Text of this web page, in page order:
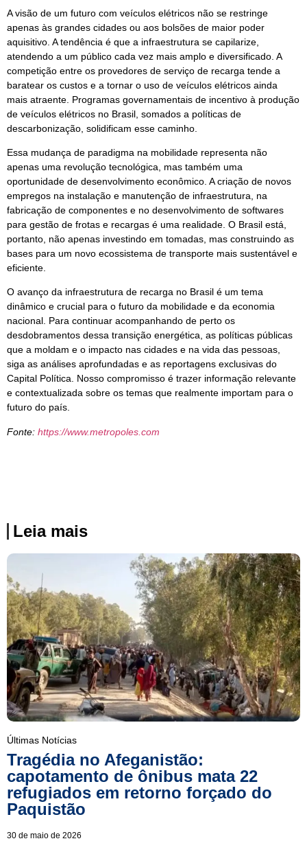
A visão de um futuro com veículos elétricos não se restringe
apenas às grandes cidades ou aos bolsões de maior poder
aquisitivo. A tendência é que a infraestrutura se capilarize,
atendendo a um público cada vez mais amplo e diversificado. A
competição entre os provedores de serviço de recarga tende a
baratear os custos e a tornar o uso de veículos elétricos ainda
mais atraente. Programas governamentais de incentivo à produção
de veículos elétricos no Brasil, somados a políticas de
descarbonização, solidificam esse caminho.
Essa mudança de paradigma na mobilidade representa não
apenas uma revolução tecnológica, mas também uma
oportunidade de desenvolvimento econômico. A criação de novos
empregos na instalação e manutenção de infraestrutura, na
fabricação de componentes e no desenvolvimento de softwares
para gestão de frotas e recargas é uma realidade. O Brasil está,
portanto, não apenas investindo em tomadas, mas construindo as
bases para um novo ecossistema de transporte mais sustentável e
eficiente.
O avanço da infraestrutura de recarga no Brasil é um tema
dinâmico e crucial para o futuro da mobilidade e da economia
nacional. Para continuar acompanhando de perto os
desdobramentos dessa transição energética, as políticas públicas
que a moldam e o impacto nas cidades e na vida das pessoas,
siga as análises aprofundadas e as reportagens exclusivas do
Capital Política. Nosso compromisso é trazer informação relevante
e contextualizada sobre os temas que realmente importam para o
futuro do país.
Fonte: https://www.metropoles.com
Leia mais
Últimas Notícias
Tragédia no Afeganistão:
capotamento de ônibus mata 22
refugiados em retorno forçado do
Paquistão
30 de maio de 2026